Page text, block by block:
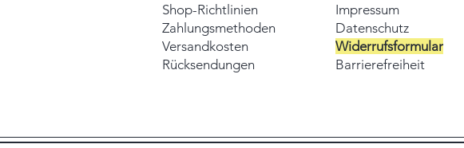
Shop-Richtlinien
Zahlungsmethoden
Versandkosten
Rücksendungen
Impressum
Datenschutz
Widerrufsformular
Barrierefreiheit